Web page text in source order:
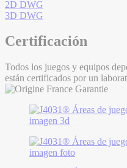
2D DWG
3D DWG
Certificación
Todos los juegos y equipos
están certificados por un